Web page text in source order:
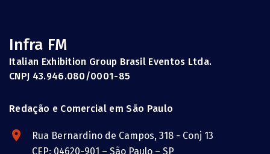
Infra FM
Italian Exhibition Group Brasil Eventos Ltda.
CNPJ 43.946.080/0001-85
Redação e Comercial em São Paulo
Rua Bernardino de Campos, 318 - Conj 13
CEP: 04620-901 – São Paulo – SP